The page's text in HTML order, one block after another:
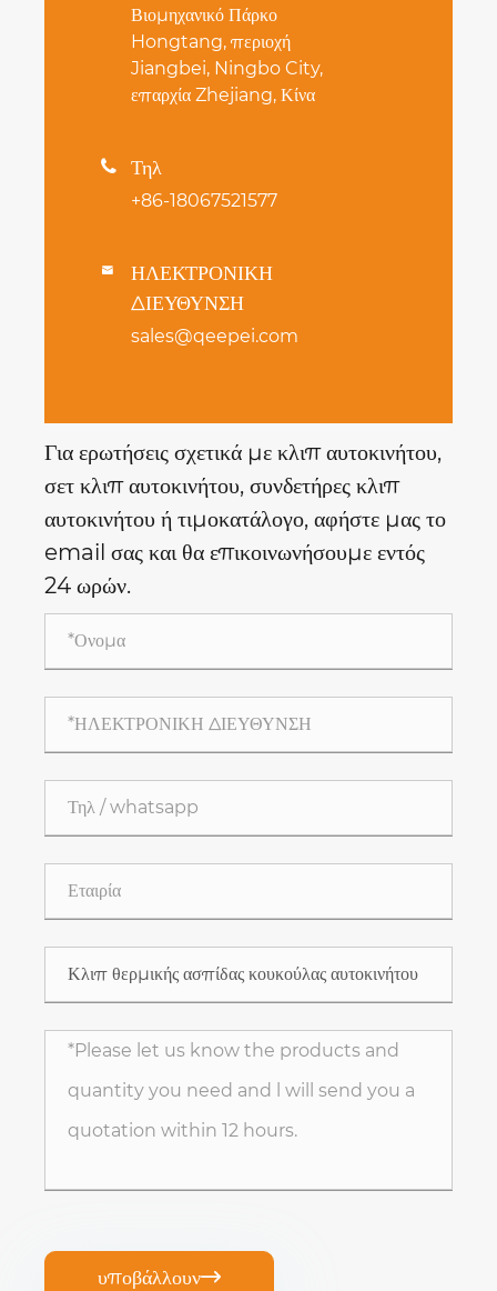
Βιομηχανικό Πάρκο
Hongtang, περιοχή
Jiangbei, Ningbo City,
επαρχία Zhejiang, Κίνα
 Τηλ
+86-18067521577

ΗΛΕΚΤΡΟΝΙΚΗ
ΔΙΕΥΘΥΝΣΗ
sales@qeepei.com
Για ερωτήσεις σχετικά με κλιπ αυτοκινήτου,
σετ κλιπ αυτοκινήτου, συνδετήρες κλιπ
αυτοκινήτου ή τιμοκατάλογο, αφήστε μας το
email σας και θα επικοινωνήσουμε εντός
24 ωρών.
υποβάλλουν